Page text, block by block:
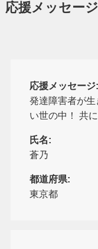
応援メッセージ
応援メッセージ:
発達障害者が
い世の中！ 共
氏名:
蒼乃
都道府県:
東京都